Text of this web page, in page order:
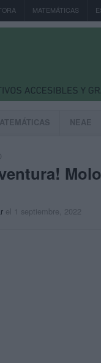
MATEMÁTICAS
NEAE
el 1 septiembre, 2022